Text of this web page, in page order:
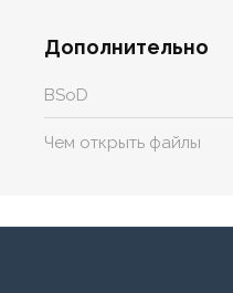
Дополнительно
BSoD
Чем открыть файлы